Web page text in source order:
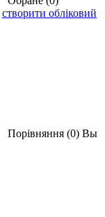
створити обліковий
Порівняння (0) Вы